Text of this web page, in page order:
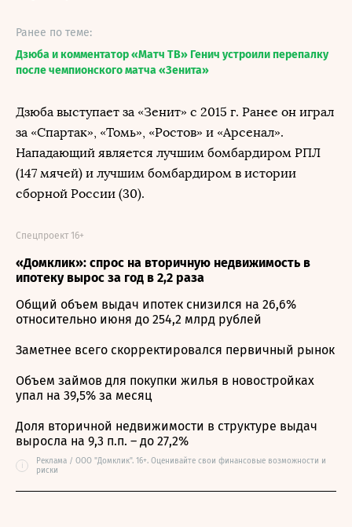
Ранее по теме:
Дзюба и комментатор «Матч ТВ» Генич устроили перепалку
после чемпионского матча «Зенита»
Дзюба выступает за «Зенит» с 2015 г. Ранее он играл
за «Спартак», «Томь», «Ростов» и «Арсенал».
Нападающий является лучшим бомбардиром РПЛ
(147 мячей) и лучшим бомбардиром в истории
сборной России (30).
«Домклик»: спрос на вторичную недвижимость в
ипотеку вырос за год в 2,2 раза
Спецпроект 16+
Общий объем выдач ипотек снизился на 26,6%
относительно июня до 254,2 млрд рублей
Заметнее всего скорректировался первичный рынок
Объем займов для покупки жилья в новостройках
упал на 39,5% за месяц
Доля вторичной недвижимости в структуре выдач
выросла на 9,3 п.п. – до 27,2%
i
Реклама / ООО "Домклик". 16+. Оценивайте свои финансовые возможности и
риски